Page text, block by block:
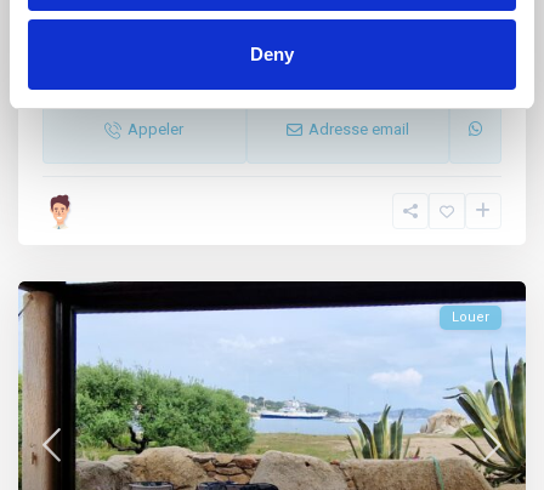
Deny
Vecchio Marino 1 int. Maison mitoyenne indépendante H3 sur 3
Appeler Adresse email
Louer